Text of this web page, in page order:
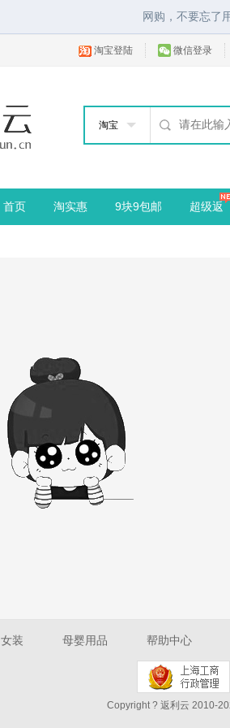
网购，不要忘了
淘宝登陆 微信登录
淘宝
首页 淘实惠 9块9包邮 超级返
女装 母婴用品 帮助中心
Copyright ? 返利云 2010-